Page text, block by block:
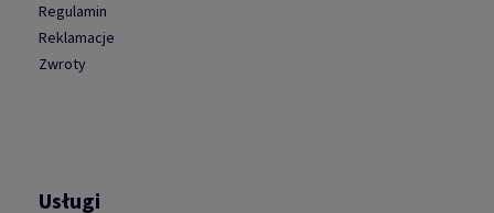
Regulamin
Reklamacje
Zwroty
Usługi